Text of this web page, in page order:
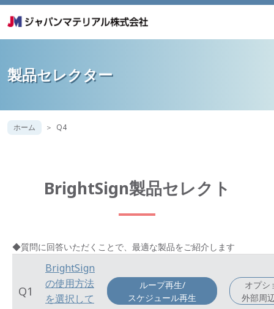
製品セレクター
ホーム Q4
BrightSign製品セレクト
◆質問に回答いただくことで、最適な製品をご紹介します
Q1
BrightSign
の使用方法
を選択して
ループ再生/
スケジュール再生
オプシ
外部周